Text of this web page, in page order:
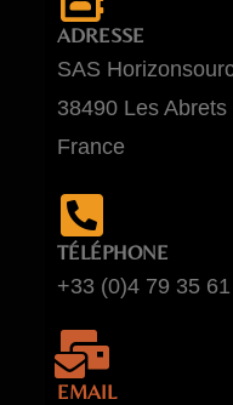
ADRESSE
SAS
38490 Les
France
TÉLÉPHONE
+33 (0)4 79 35
EMAIL